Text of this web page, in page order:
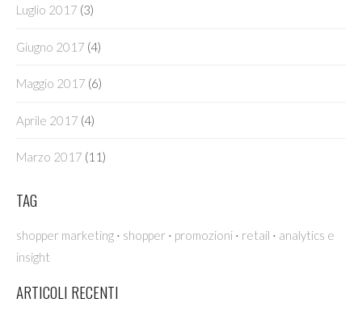
Luglio 2017 (3)
Giugno 2017 (4)
Maggio 2017 (6)
Aprile 2017 (4)
Marzo 2017 (11)
TAG
shopper marketing · shopper · promozioni · retail · analytics e
insight
ARTICOLI RECENTI